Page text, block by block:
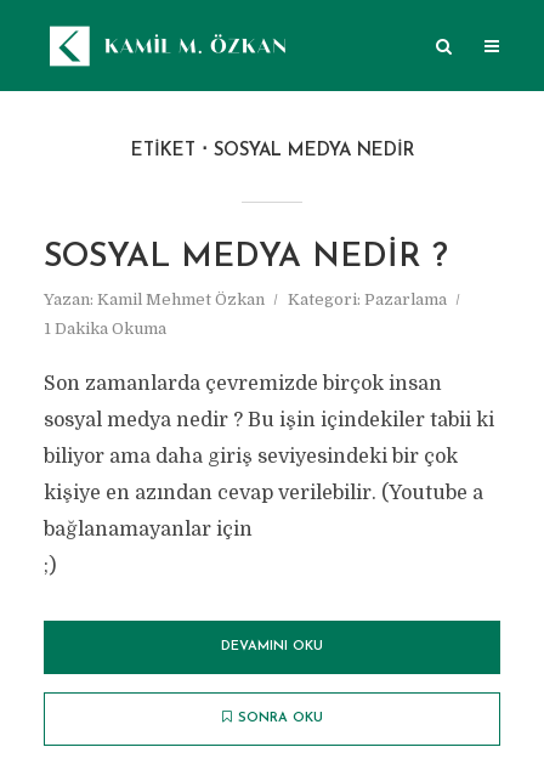
ETIKET SOSYAL MEDYA NEDIR
SOSYAL MEDYA NEDIR ?
Yazan: Kamil Mehmet Özkan Kategori: Pazarlama
1 Dakika Okuma
Son zamanlarda çevremizde birçok insan
sosyal medya nedir ? Bu işin içindekiler tabii ki
biliyor ama daha giriş seviyesindeki bir çok
kişiye en azından cevap verilebilir. (Youtube a
bağlanamayanlar için
;)
DEVAMINI OKU
SONRA OKU